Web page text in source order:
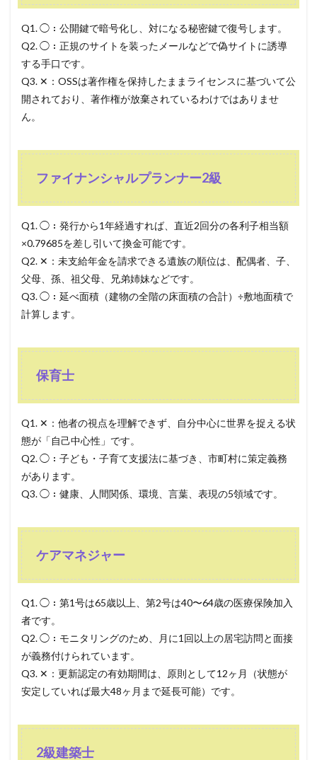
Q1. ◯：公開鍵で暗号化し、対になる秘密鍵で復号します。
Q2. ◯：正規のサイトを装ったメールなどで偽サイトに誘導
する手口です。
Q3. ✕：OSSは著作権を保持したままライセンスに基づいて公
開されており、著作権が放棄されているわけではありませ
ん。
ファイナンシャルプランナー2級
Q1. ◯：発行から1年経過すれば、直近2回分の各利子相当額
×0.79685を差し引いて換金可能です。
Q2. ✕：未支給年金を請求できる遺族の順位は、配偶者、子、
父母、孫、祖父母、兄弟姉妹などです。
Q3. ◯：延べ面積（建物の全階の床面積の合計）÷敷地面積で
計算します。
保育士
Q1. ✕：他者の視点を理解できず、自分中心に世界を捉える状
態が「自己中心性」です。
Q2. ◯：子ども・子育て支援法に基づき、市町村に策定義務
があります。
Q3. ◯：健康、人間関係、環境、言葉、表現の5領域です。
ケアマネジャー
Q1. ◯：第1号は65歳以上、第2号は40〜64歳の医療保険加入
者です。
Q2. ◯：モニタリングのため、月に1回以上の居宅訪問と面接
が義務付けられています。
Q3. ✕：更新認定の有効期間は、原則として12ヶ月（状態が
安定していれば最大48ヶ月まで延長可能）です。
2級建築士